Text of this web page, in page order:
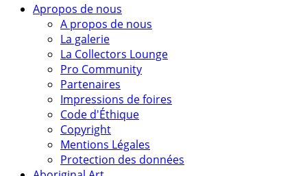
Apropos de nous
A propos de nous
La galerie
La Collectors Lounge
Pro Community
Partenaires
Impressions de foires
Code d'Éthique
Copyright
Mentions Légales
Protection des données